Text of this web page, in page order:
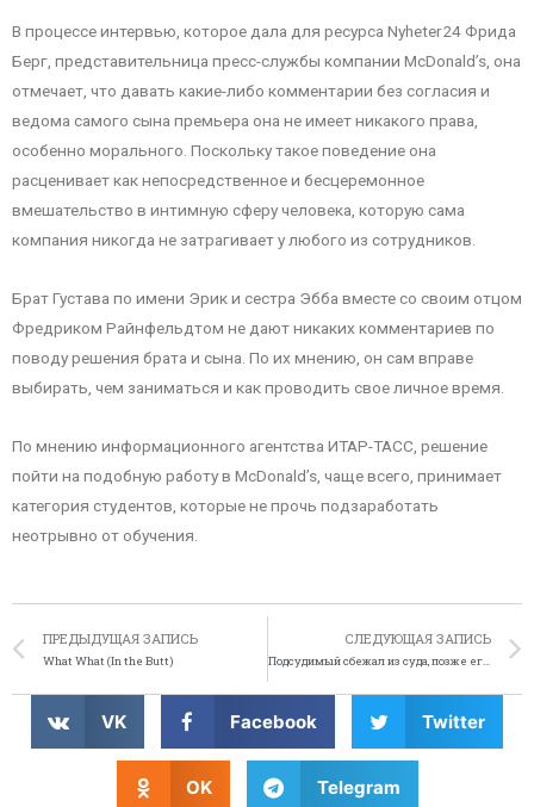
В процессе интервью, которое дала для ресурса Nyheter24 Фрида
Берг, представительница пресс-службы компании McDonald’s, она
отмечает, что давать какие-либо комментарии без согласия и
ведома самого сына премьера она не имеет никакого права,
особенно морального. Поскольку такое поведение она
расценивает как непосредственное и бесцеремонное
вмешательство в интимную сферу человека, которую сама
компания никогда не затрагивает у любого из сотрудников.
Брат Густава по имени Эрик и сестра Эбба вместе со своим отцом
Фредриком Райнфельдтом не дают никаких комментариев по
поводу решения брата и сына. По их мнению, он сам вправе
выбирать, чем заниматься и как проводить свое личное время.
По мнению информационного агентства ИТАР-ТАСС, решение
пойти на подобную работу в McDonald’s, чаще всего, принимает
категория студентов, которые не прочь подзаработать
неотрывно от обучения.
ПРЕДЫДУЩАЯ ЗАПИСЬ
What What (In the Butt)
СЛЕДУЮЩАЯ ЗАПИСЬ
Подсудимый сбежал из суда, позже его признали невиновным
VK Facebook Twitter
OK Telegram